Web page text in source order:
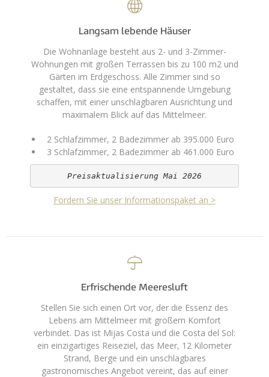
Langsam lebende Häuser
Die Wohnanlage besteht aus 2- und 3-Zimmer-
Wohnungen mit großen Terrassen bis zu 100 m2 und
Gärten im Erdgeschoss. Alle Zimmer sind so
gestaltet, dass sie eine entspannende Umgebung
schaffen, mit einer unschlagbaren Ausrichtung und
maximalem Blick auf das Mittelmeer.
2 Schlafzimmer, 2 Badezimmer ab 395.000 Euro
3 Schlafzimmer, 2 Badezimmer ab 461.000 Euro
Preisaktualisierung Mai 2026
Fordern Sie unser Informationspaket an >
Erfrischende Meeresluft
Stellen Sie sich einen Ort vor, der die Essenz des
Lebens am Mittelmeer mit großem Komfort
verbindet. Das ist Mijas Costa und die Costa del Sol:
ein einzigartiges Reiseziel, das Meer, 12 Kilometer
Strand, Berge und ein unschlagbares
gastronomisches Angebot vereint, das auf einer